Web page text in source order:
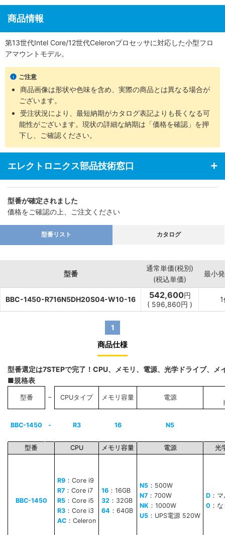
商品情報
第13世代Intel Core/12世代Celeronプロセッサに対応した小型フロ
アマウントモデル。
ご注意
商品画像は形状や色味を含め、実際の商品とは異なる場合が
ございます。
受注状況により、最短納期がカタログ表記よりも長くなる可
能性がございます。現状の詳細な納期は「価格を確認」を押
下し、ご確認ください。
エレクトロニクス部品技術窓口
型番が確定されました
価格をご確認の上、ご注文ください
型番リスト カタログ
型番
通常単価(税別)
(税込単価)
最小
BBC-1450-R716N5DH20S04-W10-16 542,600円
( 596,860円 )
1
商品仕様
型番選定は7STEPで完了！CPU、メモリ、電源、光学ドライブ、
■規格表
型番 − CPUタイプ メモリ容量 電源
BBC-1450 - R3 16 N5
型番 CPU メモリ容量 電源 光
BBC-1450
R9 ：Core i9
R7 ：Core i7
R5 ：Core i5
R3 ：Core i3
AC ：Celeron
16 ：16GB
32 ：32GB
64 ：64GB
N5 ：500W
N7 ：700W
NK ：1000W
U5 ：UPS電源 520W
D ：
0 ：